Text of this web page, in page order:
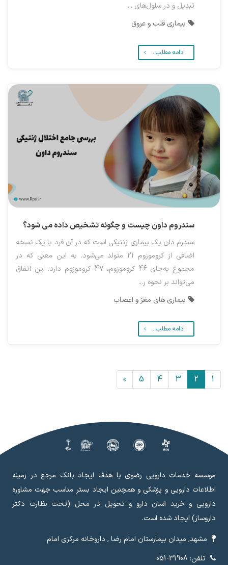
تبدیل و در سلول‌های ...
بیماری قلب و عروق
ادامه مطلب...
سندروم داون چیست و چگونه تشخیص داده می شود؟
سندرم دان یک بیماری ژنتیکی است که در آن فرد با یک نسخه
اضافی از کروموزوم 21 متولد می‌شود. به این معنی که در
مجموع به‌جای 46 کروموزوم، 47 کروموزوم دارد. این اتفاق
می‌تواند بر نحوه ر...
بیماری های مغز و اعصاب
ادامه مطلب...
1
2
3
4
5
»
موسسه خدمات دارویی رضوی با هدف ایجاد بانک مرجع در زمینه
اطلاعات دارویی و پزشکی و همچنین ایجاد بستر مناسب جهت مشاوره
دارویی و خرید آسان دارو و تحویل در محل (تحت نظارت دکتر
داروساز) ایجاد شده است.
مشهد, میدان بیمارستان امام رضا , داروخانه مرکزی امام
تلفن: 31908-051